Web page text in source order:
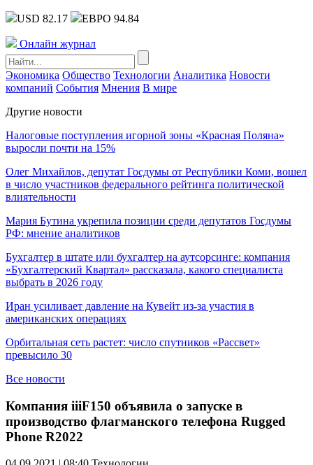
USD 82.17 ЕВРО 94.84
Онлайн журнал
Экономика Общество Технологии Аналитика Новости
компаний События Мнения В мире
Другие новости
Налоговые поступления игорной зоны «Красная Поляна»
выросли почти на 15%
Олег Михайлов, депутат Госдумы от Республики Коми, вошел
в число участников федерального рейтинга политической
влиятельности
Мария Бутина укрепила позиции среди депутатов Госдумы
РФ: мнение аналитиков
Бухгалтер в штате или бухгалтер на аутсорсинге: компания
«Бухгалтерский Квартал» рассказала, какого специалиста
выбрать в 2026 году
Иран усиливает давление на Кувейт из-за участия в
американских операциях
Орбитальная сеть растет: число спутников «Рассвет»
превысило 30
Все новости
Компания iiiF150 объявила о запуске в
производство флагманского телефона Rugged
Phone R2022